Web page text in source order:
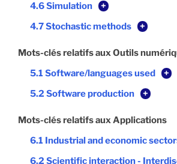
4.6 Simulation
+
4.7 Stochastic methods
+
Mots-clés relatifs aux Outils
5.1 Software/languages used
+
5.2 Software production
+
Mots-clés relatifs aux Applications
6.1 Industrial and economic
6.2 Scientific interaction -